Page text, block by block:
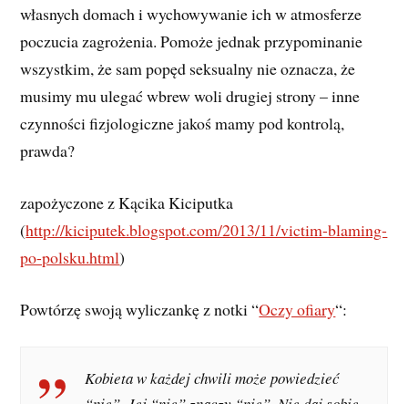
własnych domach i wychowywanie ich w atmosferze
poczucia zagrożenia. Pomoże jednak przypominanie
wszystkim, że sam popęd seksualny nie oznacza, że
musimy mu ulegać wbrew woli drugiej strony – inne
czynności fizjologiczne jakoś mamy pod kontrolą,
prawda?
zapożyczone z Kącika Kiciputka
(http://kiciputek.blogspot.com/2013/11/victim-blaming-
po-polsku.html)
Powtórzę swoją wyliczankę z notki “Oczy ofiary“:
Kobieta w każdej chwili może powiedzieć